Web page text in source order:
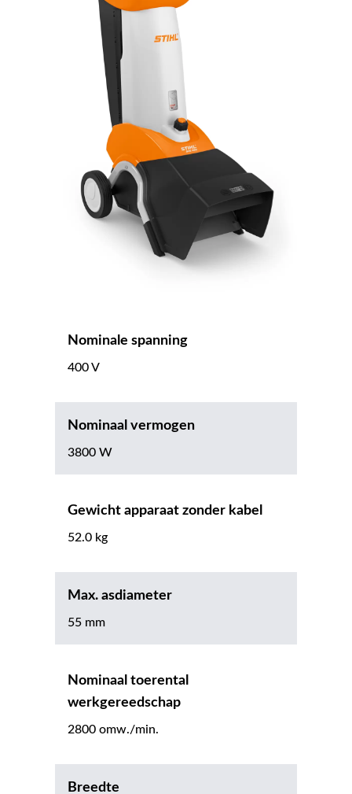
Nominale spanning
400 V
Nominaal vermogen
3800 W
Gewicht apparaat zonder kabel
52.0 kg
Max. asdiameter
55 mm
Nominaal toerental
werkgereedschap
2800 omw./min.
Breedte